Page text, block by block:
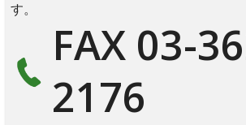
す。
FAX 03-
2176